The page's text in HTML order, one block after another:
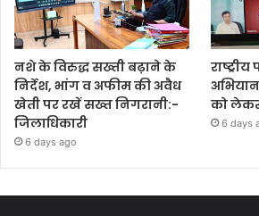
नशे के विरुद्ध सख्ती बढ़ाने के
निर्देश, भांग व अफीम की अवैध
खेती पर रखें सख्त निगरानी:-
जिलाधिकारी
6 days ago
को
6 days